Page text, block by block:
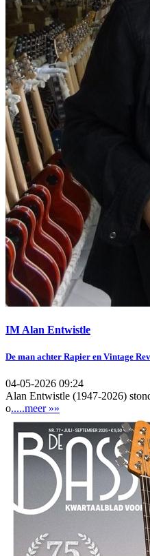
IM Alan Entwistle
De man achter Rapier en Vintage
04-05-2026 09:24
Alan Entwistle (1947-2026)
o.....meer »»